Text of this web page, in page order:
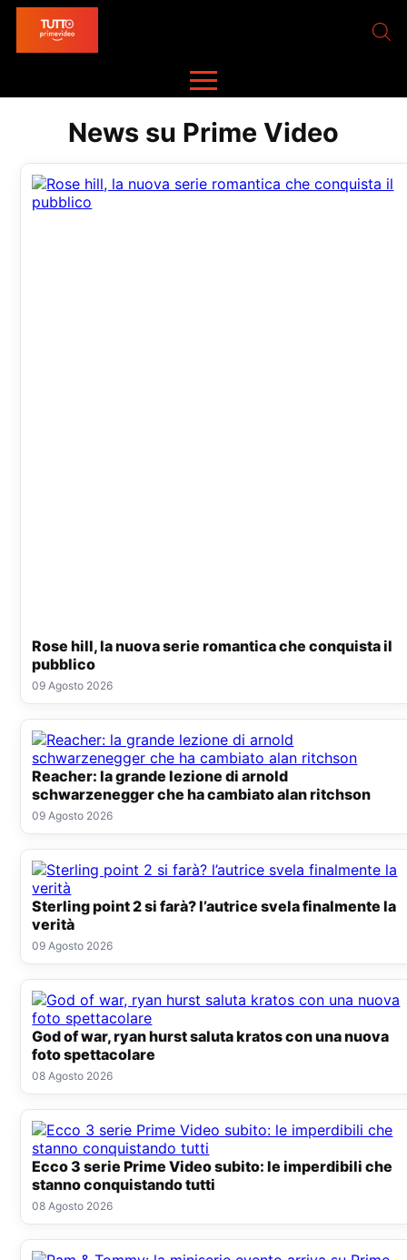
News su Prime Video
Rose hill, la nuova serie romantica che conquista il
pubblico
09 Agosto 2026
Reacher: la grande lezione di arnold
schwarzenegger che ha cambiato alan ritchson
09 Agosto 2026
Sterling point 2 si farà? l’autrice svela finalmente la
verità
09 Agosto 2026
God of war, ryan hurst saluta kratos con una nuova
foto spettacolare
08 Agosto 2026
Ecco 3 serie Prime Video subito: le imperdibili che
stanno conquistando tutti
08 Agosto 2026